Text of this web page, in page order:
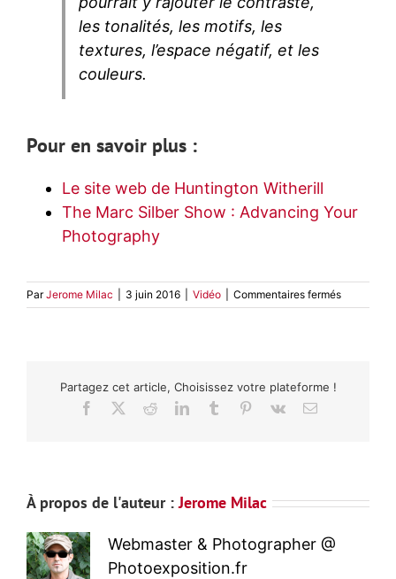
les tonalités, les motifs, les
textures, l’espace négatif, et les
couleurs.
Pour en savoir plus :
Le site web de Huntington Witherill
The Marc Silber Show : Advancing Your
Photography
ParJerome Milac 3 juin 2016 Vidéo Commentaires ferméssur
Conseil
Partagez cet article, Choisissez votre plateforme !
Facebook
RedditLinkedInTumblr Pinterest
Vk Email
À propos de l'auteur :Jerome Milac
Webmaster & Photographer @
Photoexposition.fr